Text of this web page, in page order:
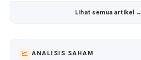
Lihat semua artikel →
ANALISIS SAHAM